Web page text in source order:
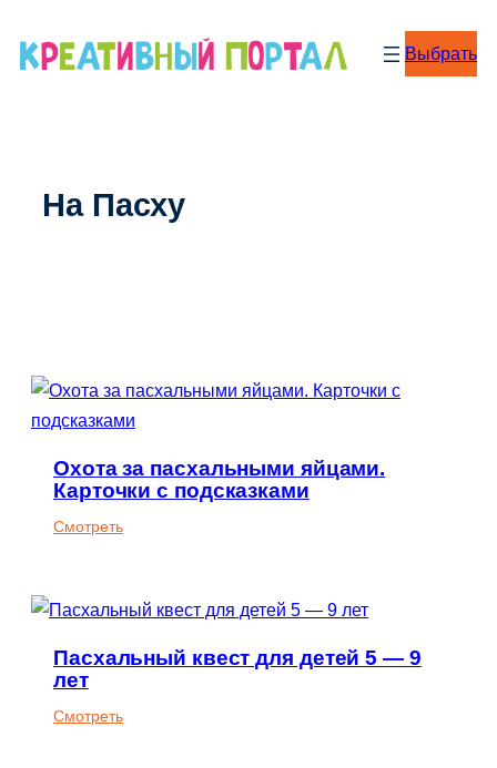
Выбрать
На Пасху
Охота за пасхальными яйцами.
Карточки с подсказками
Смотреть:
пасхальными
Карточки
Пасхальный квест для детей 5 — 9
лет
Смотреть: